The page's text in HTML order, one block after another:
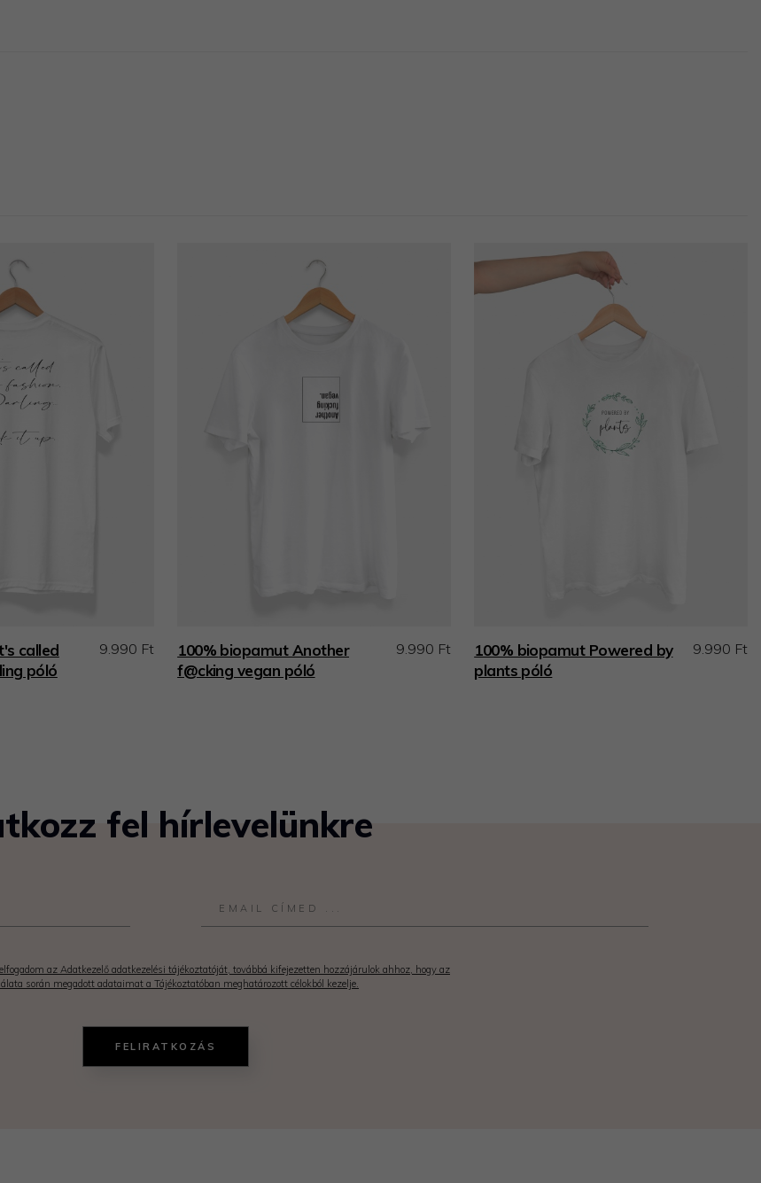
called
póló
9.990 Ft
100% biopamut Another
f@cking vegan póló
9.990 Ft
100% biopamut Powered by
plants póló
9.990 Ft
fel hírlevelünkre
az Adatkezelő adatkezelési tájékoztatóját, továbbá kifejezetten hozzájárulok ahhoz, hogy az
során megadott adataimat a Tájékoztatóban meghatározott célokból kezelje.
FELIRATKOZÁS